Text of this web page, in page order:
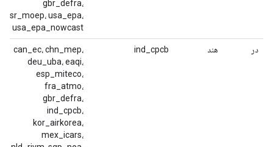
gbr_defra،
isr_moep، usa_epa،
usa_epa_nowcast
در هند ind_cpcb
can_ec، chn_mep،
deu_uba، eaqi،
esp_miteco،
fra_atmo،
gbr_defra،
ind_cpcb،
kor_airkorea،
mex_icars،